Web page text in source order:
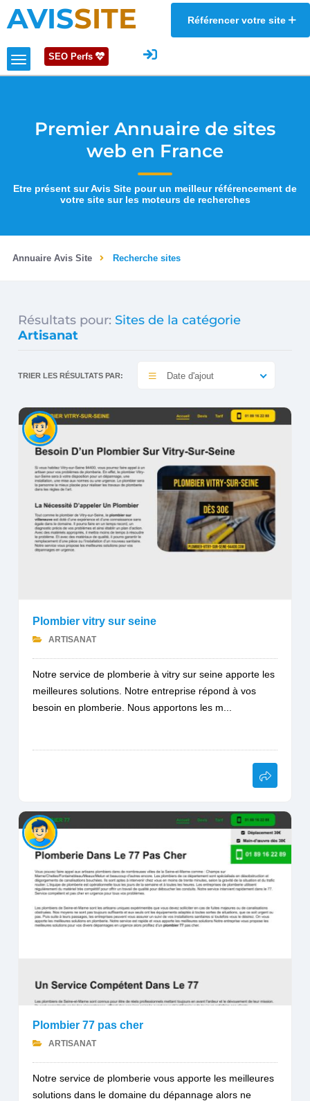
AVISSITE Référencer votre site
SEO Perfs
Premier Annuaire de sites
web en France
Etre présent sur Avis Site pour un meilleur référencement de
votre site sur les moteurs de recherches
Annuaire Avis Site Recherche sites
Résultats pour: Sites de la catégorie
Artisanat
TRIER LES RÉSULTATS PAR: Date d'ajout
Plombier vitry sur seine
ARTISANAT
Notre service de plomberie à vitry sur seine apporte les
meilleures solutions. Notre entreprise répond à vos
besoin en plomberie. Nous apportons les m...
Plombier 77 pas cher
ARTISANAT
Notre service de plomberie vous apporte les meilleures
solutions dans le domaine du dépannage alors ne